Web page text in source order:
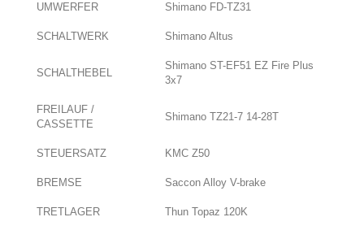
UMWERFER Shimano FD-TZ31
SCHALTWERK Shimano Altus
SCHALTHEBEL
Shimano ST-EF51 EZ Fire Plus
3x7
FREILAUF /
CASSETTE
Shimano TZ21-7 14-28T
STEUERSATZ KMC Z50
BREMSE Saccon Alloy V-brake
TRETLAGER Thun Topaz 120K